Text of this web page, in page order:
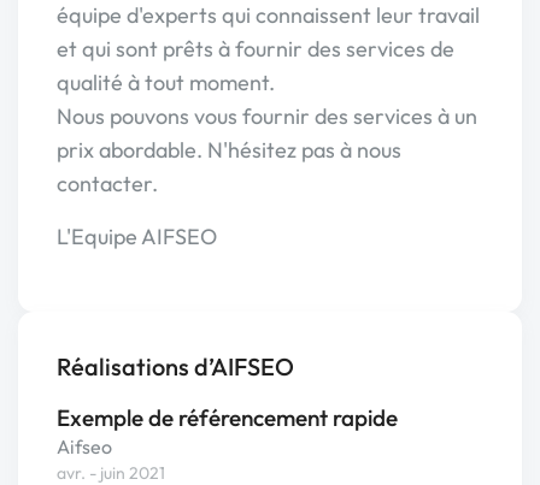
équipe d'experts qui connaissent leur travail
et qui sont prêts à fournir des services de
qualité à tout moment.
Nous pouvons vous fournir des services à un
prix abordable. N'hésitez pas à nous
contacter.
L'Equipe AIFSEO
Réalisations d’AIFSEO
Exemple de référencement rapide
Aifseo
avr. - juin 2021